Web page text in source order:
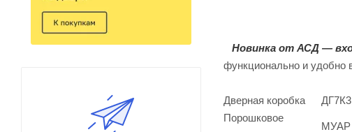
Новинка от АСД —
функционально и удобно
Дверная коробка
Порошковое